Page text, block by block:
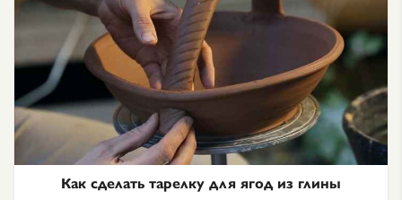
Как сделать тарелку для ягод из глины